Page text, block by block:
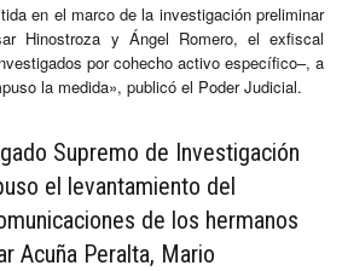
en el marco de la investigación preliminar
Hinostroza y Ángel Romero, el exfiscal
por cohecho activo específico–, a
la medida», publicó el Poder Judicial.
Supremo de Investigación
el levantamiento del
de los hermanos
Acuña Peralta, Mario